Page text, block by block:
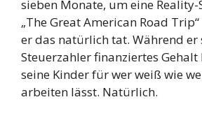
sieben Monate, um eine Reality-
„The Great American Road
er das natürlich tat. Während er
Steuerzahler finanziertes
seine Kinder für wer weiß wie
arbeiten lässt. Natürlich.